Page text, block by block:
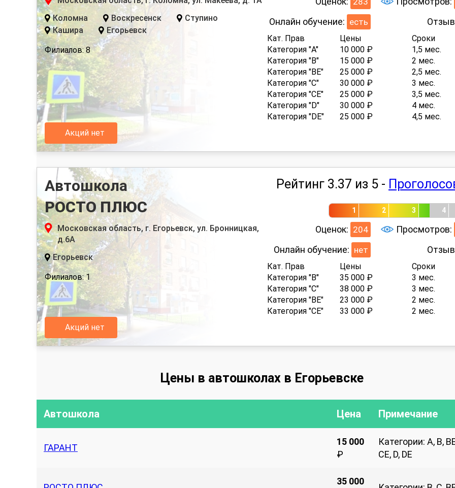
Коломна
Воскресенск
Ступино
Кашира
Егорьевск
Филиалов: 8
Онлайн обучение: есть
Кат. Прав Цены
Сроки
Категория "A"
10 000 ₽
1,5 мес.
Категория "B"
15 000 ₽
2 мес.
Категория "BE"
25 000 ₽
2,5 мес.
Категория "C"
30 000 ₽
3 мес.
Категория "CE"
25 000 ₽
3,5 мес.
Категория "D"
30 000 ₽
4 мес.
Категория "DE"
25 000 ₽
4,5 мес.
Акций нет
Автошкола
РОСТО ПЛЮС
Московская область, г. Егорьевск, ул. Бронницкая,
д.6А
Егорьевск
Филиалов: 1
Рейтинг 3.37 из 5 -
1 2 3 4
Оценок: 204 Просмотров:
Онлайн обучение: нет
Кат. Прав Цены
Сроки
Категория "B"
35 000 ₽
3 мес.
Категория "C"
38 000 ₽
3 мес.
Категория "BE"
23 000 ₽
2 мес.
Категория "CE"
33 000 ₽
2 мес.
Акций нет
Цены в автошколах в Егорьевске
Автошкола Цена Примечание
ГАРАНТ
15 000
₽
Категории: A, B,
CE, D, DE
35 000